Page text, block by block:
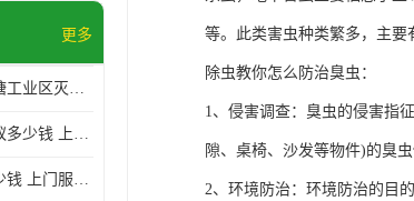
更多
南海区狮山镇芦塘工业区灭白蚁多少钱 上门服务 确定方案
南海里水镇灭蚂蚁多少钱 上门服务 确定方案
乐平镇灭蚂蚁多少钱 上门服务 确定方案
等。此类害虫种类繁多，主要
除虫教你怎么防治臭虫：
1、侵害调查：臭虫的侵害指
隙、桌椅、沙发等物件)的臭
2、环境防治：环境防治的目